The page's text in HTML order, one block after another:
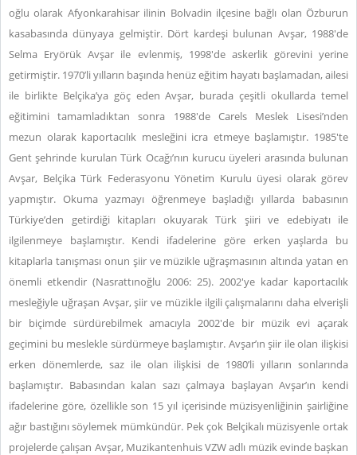
oğlu olarak Afyonkarahisar ilinin Bolvadin ilçesine bağlı olan Özburun
kasabasında dünyaya gelmiştir. Dört kardeşi bulunan Avşar, 1988'de
Selma Eryörük Avşar ile evlenmiş, 1998'de askerlik görevini yerine
getirmiştir. 1970’li yılların başında henüz eğitim hayatı başlamadan, ailesi
ile birlikte Belçika’ya göç eden Avşar, burada çeşitli okullarda temel
eğitimini tamamladıktan sonra 1988'de Carels Meslek Lisesi’nden
mezun olarak kaportacılık mesleğini icra etmeye başlamıştır. 1985'te
Gent şehrinde kurulan Türk Ocağı’nın kurucu üyeleri arasında bulunan
Avşar, Belçika Türk Federasyonu Yönetim Kurulu üyesi olarak görev
yapmıştır. Okuma yazmayı öğrenmeye başladığı yıllarda babasının
Türkiye’den getirdiği kitapları okuyarak Türk şiiri ve edebiyatı ile
ilgilenmeye başlamıştır. Kendi ifadelerine göre erken yaşlarda bu
kitaplarla tanışması onun şiir ve müzikle uğraşmasının altında yatan en
önemli etkendir (Nasrattınoğlu 2006: 25). 2002'ye kadar kaportacılık
mesleğiyle uğraşan Avşar, şiir ve müzikle ilgili çalışmalarını daha elverişli
bir biçimde sürdürebilmek amacıyla 2002'de bir müzik evi açarak
geçimini bu meslekle sürdürmeye başlamıştır. Avşar’ın şiir ile olan ilişkisi
erken dönemlerde, saz ile olan ilişkisi de 1980’li yılların sonlarında
başlamıştır. Babasından kalan sazı çalmaya başlayan Avşar’ın kendi
ifadelerine göre, özellikle son 15 yıl içerisinde müzisyenliğinin şairliğine
ağır bastığını söylemek mümkündür. Pek çok Belçikalı müzisyenle ortak
projelerde çalışan Avşar, Muzikantenhuis VZW adlı müzik evinde başkan